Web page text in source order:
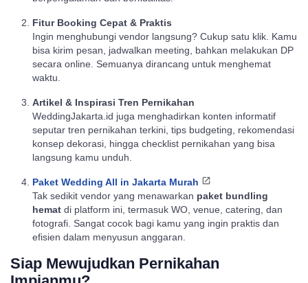
Fitur Booking Cepat & Praktis
Ingin menghubungi vendor langsung? Cukup satu klik. Kamu
bisa kirim pesan, jadwalkan meeting, bahkan melakukan DP
secara online. Semuanya dirancang untuk menghemat
waktu.
Artikel & Inspirasi Tren Pernikahan
WeddingJakarta.id juga menghadirkan konten informatif
seputar tren pernikahan terkini, tips budgeting, rekomendasi
konsep dekorasi, hingga checklist pernikahan yang bisa
langsung kamu unduh.
Paket Wedding All in Jakarta Murah
Tak sedikit vendor yang menawarkan paket bundling
hemat di platform ini, termasuk WO, venue, catering, dan
fotografi. Sangat cocok bagi kamu yang ingin praktis dan
efisien dalam menyusun anggaran.
Siap Mewujudkan Pernikahan